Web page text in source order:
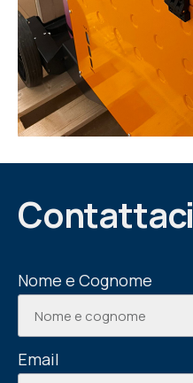
Contattaci
Nome e Cognome
Email